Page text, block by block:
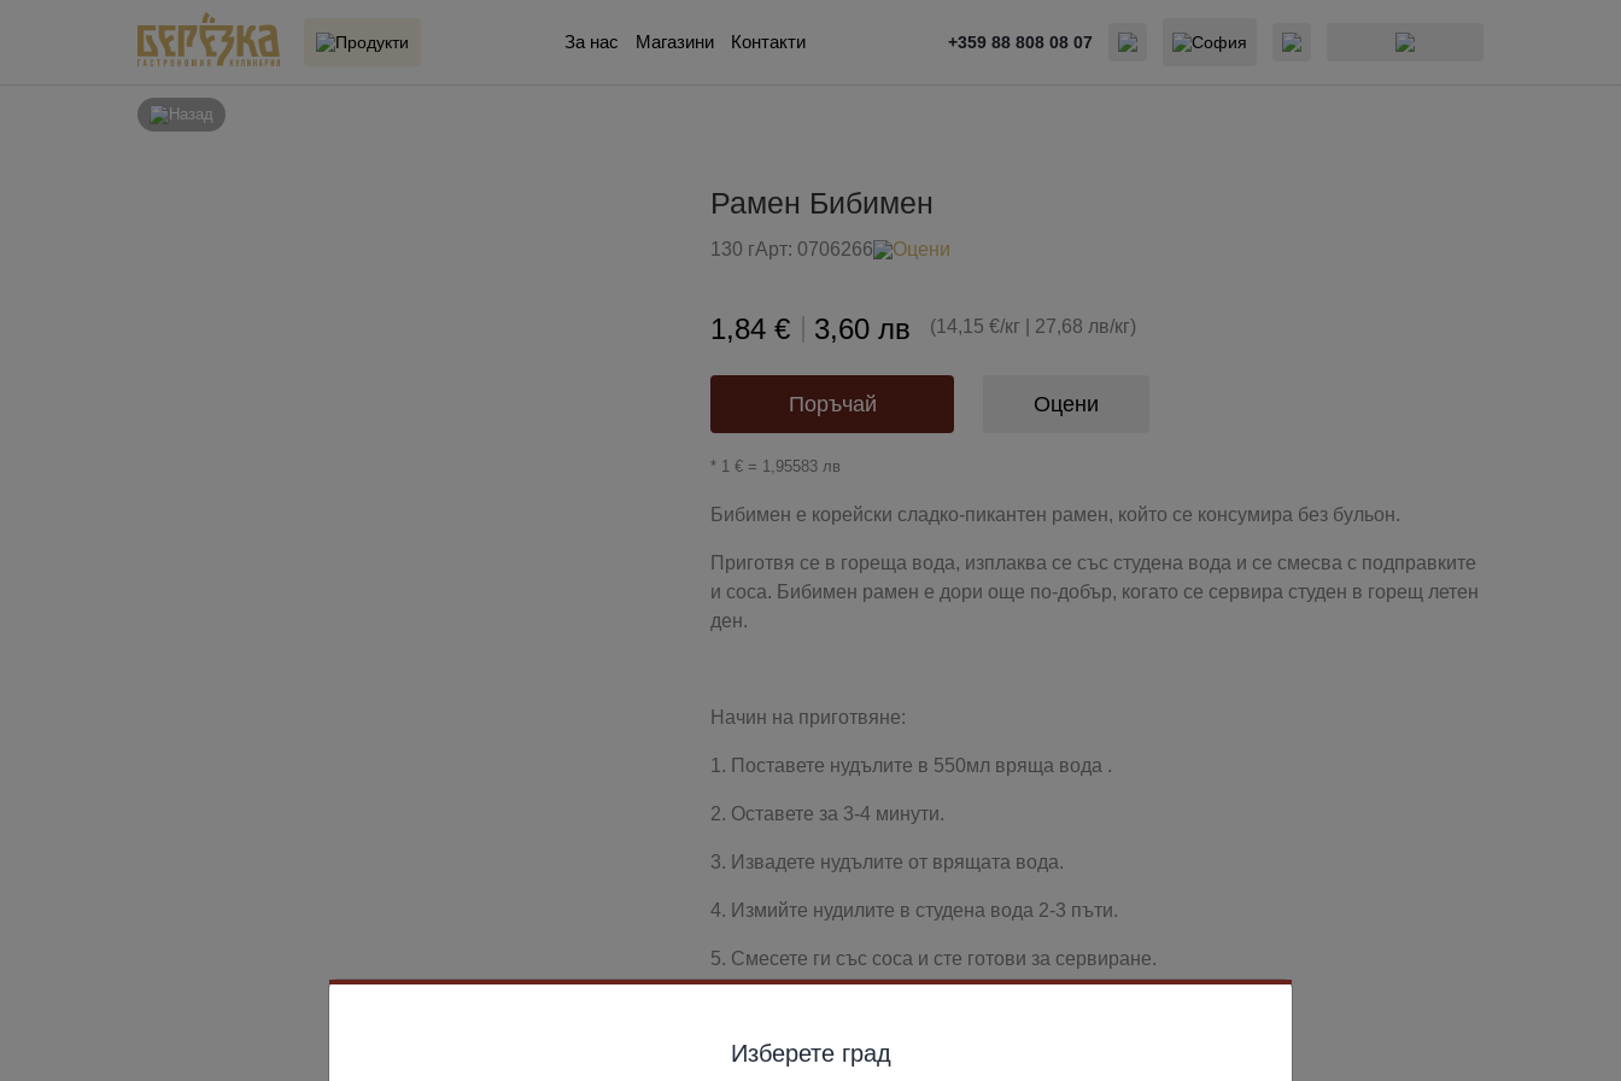
Продукти За нас Магазини Контакти +359 88 808 08 07 София
Назад
Рамен Бибимен
130 гАрт: 0706266 Оцени
1,84 € 3,60 лв (14,15 €/кг | 27,68 лв/кг)
Поръчай Оцени
* 1 € = 1,95583 лв
Бибимен е корейски сладко-пикантен рамен, който се консумира без бульон.
Приготвя се в гореща вода, изплаква се със студена вода и се смесва с подправките
и соса. Бибимен рамен е дори още по-добър, когато се сервира студен в горещ летен
ден.
Начин на приготвяне:
1. Поставете нудълите в 550мл вряща вода .
2. Оставете за 3-4 минути.
3. Извадете нудълите от врящата вода.
4. Измийте нудилите в студена вода 2-3 пъти.
5. Смесете ги със соса и сте готови за сервиране.
Произведени в Южна Корея.
Изберете град